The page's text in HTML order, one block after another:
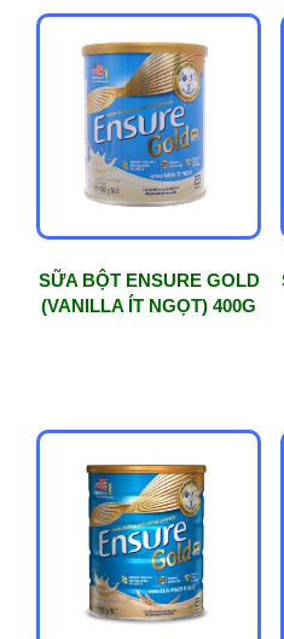
SỮA BỘT ENSURE GOLD
(VANILLA ÍT NGỌT) 400G